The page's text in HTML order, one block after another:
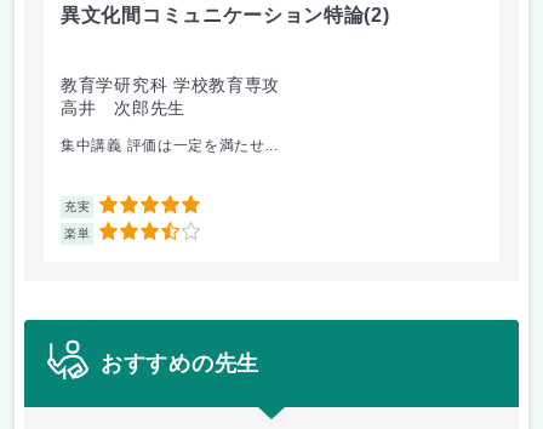
異文化間コミュニケーション特論(2)
教育学研究科 学校教育専攻
高井 次郎先生
集中講義 評価は一定を満たせ...
充実 5
楽単 3.5
おすすめの先生